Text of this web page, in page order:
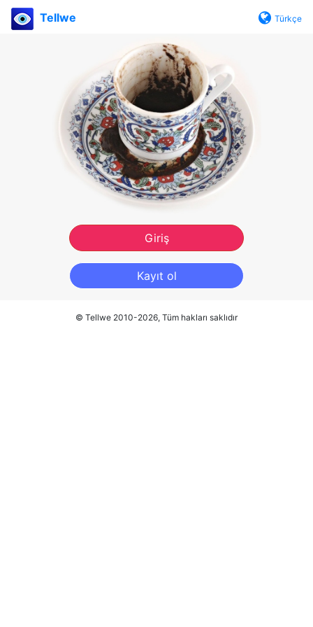
Tellwe Türkçe
Giriş
Kayıt ol
© Tellwe 2010-2026, Tüm hakları saklıdır